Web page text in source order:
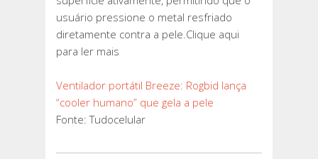
usuário pressione o metal resfriado
diretamente contra a pele.Clique aqui
para ler mais
Ventilador portátil Breeze: Rogbid lança
“cooler humano” que gela a pele
Fonte: Tudocelular